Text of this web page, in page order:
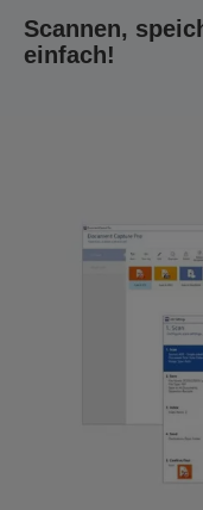
Scannen,
einfach!